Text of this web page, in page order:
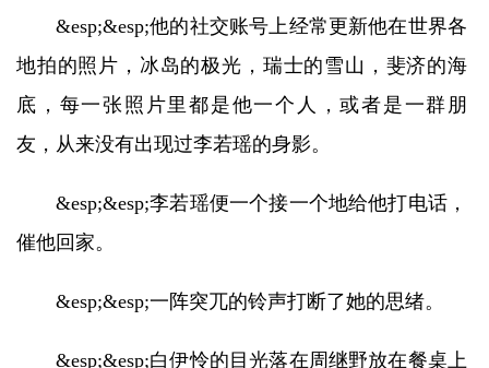
&esp;&esp;他的社交账号上经常更新他在世界各
地拍的照片，冰岛的极光，瑞士的雪山，斐济的海
底，每一张照片里都是他一个人，或者是一群朋
友，从来没有出现过李若瑶的身影。
&esp;&esp;李若瑶便一个接一个地给他打电话，
催他回家。
&esp;&esp;一阵突兀的铃声打断了她的思绪。
&esp;&esp;白伊怜的目光落在周继野放在餐桌上